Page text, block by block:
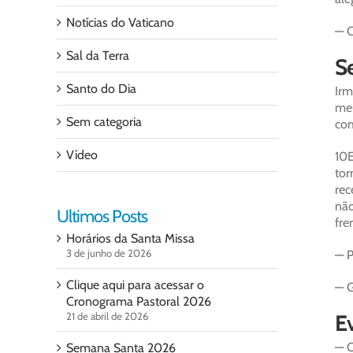
—
—
—
—
Notícias do Vaticano
Sal da Terra
Santo do Dia
Sem categoria
Vídeo
Ultimos Posts
Horários da Santa Missa
3 de junho de 2026
Clique aqui para acessar o
Cronograma Pastoral 2026
21 de abril de 2026
Semana Santa 2026